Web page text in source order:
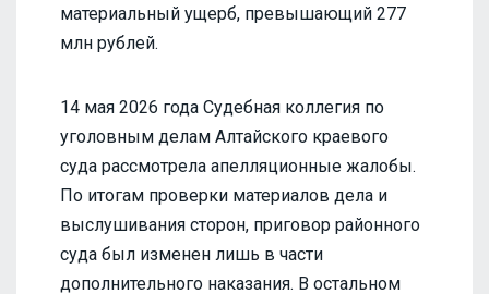
материальный ущерб, превышающий 277
млн рублей.
14 мая 2026 года Судебная коллегия по
уголовным делам Алтайского краевого
суда рассмотрела апелляционные жалобы.
По итогам проверки материалов дела и
выслушивания сторон, приговор районного
суда был изменен лишь в части
дополнительного наказания. В остальном